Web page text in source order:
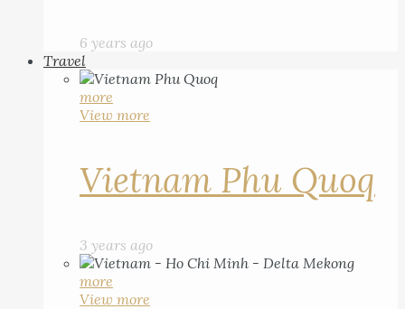
6 years ago
Travel
more
View more
Vietnam Phu Quoq
3 years ago
more
View more